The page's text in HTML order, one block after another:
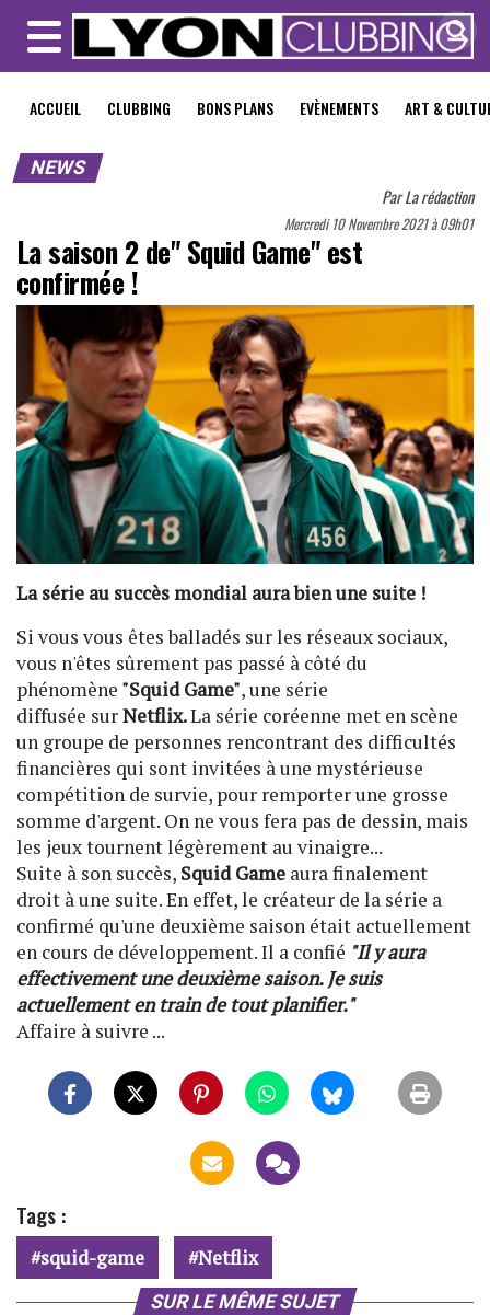
MENU
ACCUEIL CLUBBING BONS PLANS EVÈNEMENTS ART &
NEWS
ParLa rédaction
Mercredi 10 Novembre 2021 à 09h01
La saison 2 de" Squid Game" est
confirmée !
La série au succès mondial aura bien une suite !
Si vous vous êtes balladés sur les réseaux sociaux,
vous n'êtes sûrement pas passé à côté du
phénomène "Squid Game", une série
diffusée surNetflix.La série coréenne met en scène
un groupe de personnes rencontrant des difficultés
financières qui sont invitées à une mystérieuse
compétition de survie, pour remporter une grosse
somme d'argent. On ne vous fera pas de dessin, mais
les jeux tournent légèrement au vinaigre...
Suite à son succès, Squid Game aura finalement
droit à une suite. En effet, le créateur de la série a
confirmé qu'une deuxième saison était actuellement
en cours de développement. Il a confié "Il y aura
effectivement une deuxième saison. Je suis
actuellement en train de tout planifier."
Affaire à suivre ...
Tags :
squid-game Netflix
SUR LE MÊME SUJET